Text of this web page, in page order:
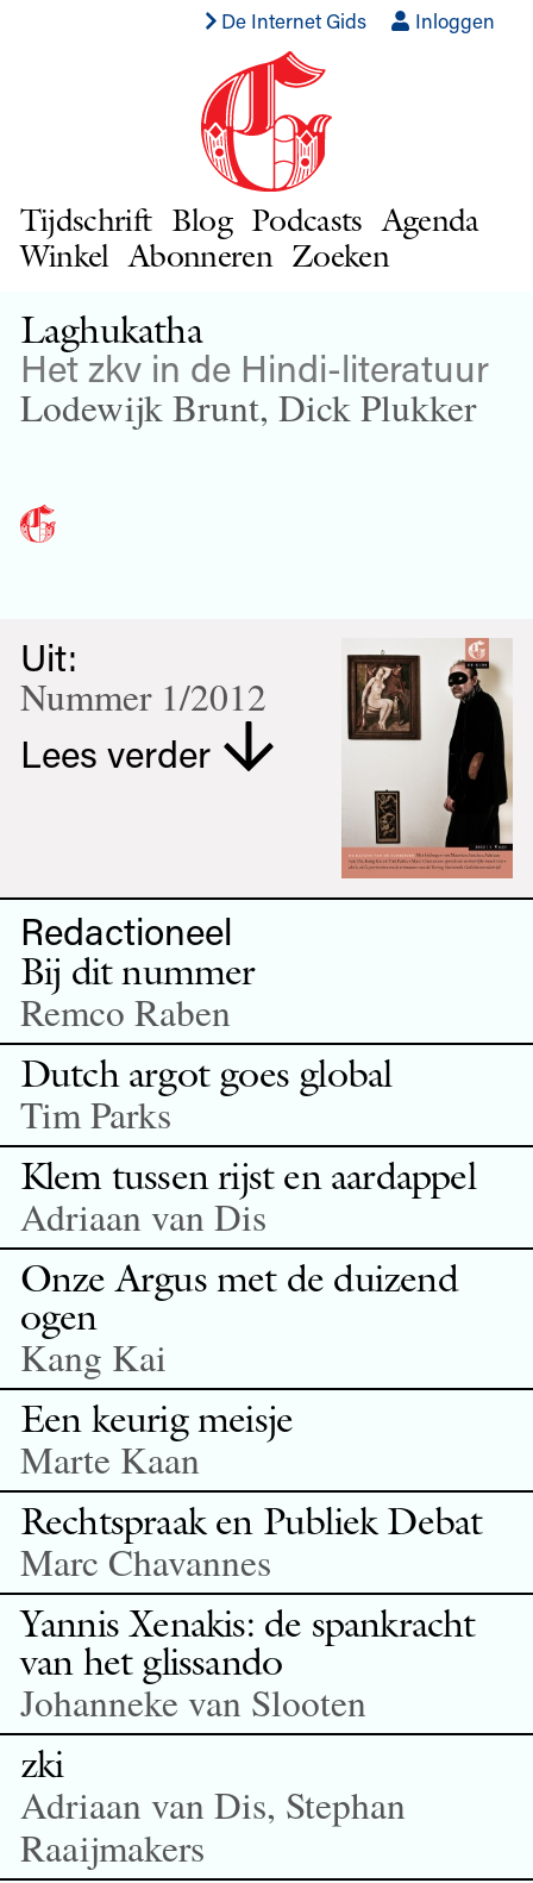
De Internet Gids Inloggen
Tijdschrift Blog Podcasts Agenda
Winkel Abonneren Zoeken
Laghukatha
Het zkv in de Hindi-literatuur
Lodewijk Brunt, Dick Plukker
Uit:
Nummer 1/2012
Lees verder
Redactioneel
Bij dit nummer
Remco Raben
Dutch argot goes global
Tim Parks
Klem tussen rijst en aardappel
Adriaan van Dis
Onze Argus met de duizend
ogen
Kang Kai
Een keurig meisje
Marte Kaan
Rechtspraak en Publiek Debat
Marc Chavannes
Yannis Xenakis: de spankracht
van het glissando
Johanneke van Slooten
zki
Adriaan van Dis, Stephan
Raaijmakers